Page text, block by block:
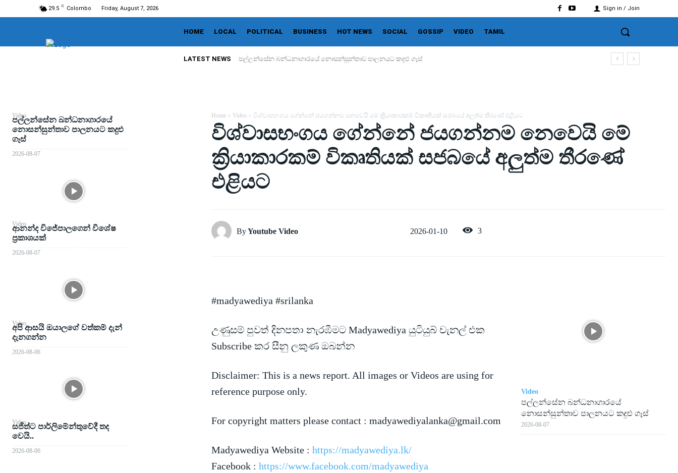
29.5 C Colombo Friday, August 7, 2026 Sign in / Join
HOME LOCAL POLITICAL BUSINESS HOT NEWS SOCIAL GOSSIP VIDEO TAMIL
LATEST NEWS පල්ලන්සේන බන්ධනාගාරයේ නොසන්සුන්තාව පාලනයට කදුළු ගෑස්
Video
පල්ලන්සේන බන්ධනාගාරයේ
නොසන්සුන්තාව පාලනයට කදුළු
ගෑස්
2026-08-07
Video
ආනන්ද විජේපාලගෙන් විශේෂ
ප්‍රකාශයක්
2026-08-07
Video
අපි ආසයි ඔයාලගේ වත්කම් දැන්
දැනගන්න
2026-08-06
Video
සජිත්ට පාර්ලිමේන්තුවේදී තද
වෙයි..
2026-08-06
Home Video විශ්වාසභංගය ගේන්නේ ජයගන්නම නෙවෙයි මේ ක්‍රියාකාරකම් විකෘතියක් සජබයේ අලුත්ම තීරණේ එළියට
විශ්වාසභංගය ගේන්නේ ජයගන්නම නෙවෙයි මේ
ක්‍රියාකාරකම් විකෘතියක් සජබයේ අලුත්ම තීරණේ
එළියට
ByYoutube Video 2026-01-10 3
#madyawediya #srilanka
උණුසම් පුවත් දිනපතා නැරඹීමට Madyawediya යුටියුබ් චැනල් එක
Subscribe කර සීනු ලකුණ ඔබන්න
Disclaimer: This is a news report. All images or Videos are using for
reference purpose only.
For copyright matters please contact : madyawediyalanka@gmail.com
Madyawediya Website : https://madyawediya.lk/
Facebook : https://www.facebook.com/madyawediya
Video
පල්ලන්සේන බන්ධනාගාරයේ
නොසන්සුන්තාව පාලනයට කදුළු ගෑස්
2026-08-07